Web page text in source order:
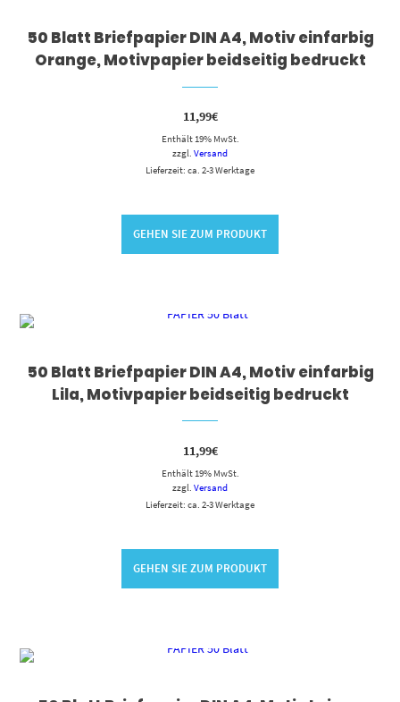
50 Blatt Briefpapier DIN A4, Motiv einfarbig
Orange, Motivpapier beidseitig bedruckt
11,99€
Enthält 19% MwSt.
zzgl. Versand
Lieferzeit: ca. 2-3 Werktage
GEHEN SIE ZUM PRODUKT
50 Blatt Briefpapier DIN A4, Motiv einfarbig
Lila, Motivpapier beidseitig bedruckt
11,99€
Enthält 19% MwSt.
zzgl. Versand
Lieferzeit: ca. 2-3 Werktage
GEHEN SIE ZUM PRODUKT